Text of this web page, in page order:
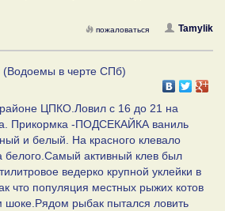
Tamylik
пожаловаться
(Водоемы в черте СПб)
ЦПКО.Ловил с 16 до 21 на
Прикормка -ПОДСЕКАЙКА ваниль
и белый. На красного клевало
белого.Самый активный клев был
ведерко крупной уклейки в
что популяция местных рыжих котов
шоке.Рядом рыбак пытался ловить